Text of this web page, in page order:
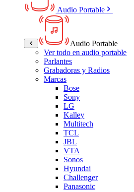
Audio Portable
Audio Portable
Ver todo en audio portable
Parlantes
Grabadoras y Radios
Marcas
Bose
Sony
LG
Kalley
Multitech
TCL
JBL
VTA
Sonos
Hyundai
Challenger
Panasonic